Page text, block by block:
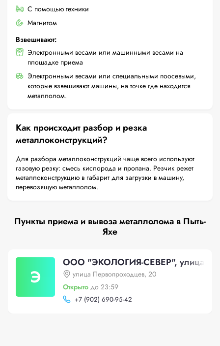
С помощью техники
Магнитом
Взвешивают:
Электронными весами или машинными весами на
площадке приема
Электронными весами или специальными поосевыми,
которые взвешивают машины, на точке где находится
металлолом.
Как происходит разбор и резка
металлоконструкций?
Для разбора металлоконструкций чаще всего используют
газовую резку: смесь кислорода и пропана. Резчик режет
металлоконструкцию в габарит для загрузки в машину,
перевозящую металлолом.
Пункты приема и вывоза металлолома в Пыть-
Яхе
Э
ООО "ЭКОЛОГИЯ-СЕВЕР", улица
улица Первопроходцев, 20
Открыто до 23:59
+7 (902) 690-95-42